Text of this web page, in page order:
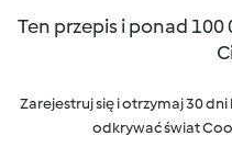
Ten przepis i ponad
Zarejestruj się i otrzymaj 30
odkrywać świat